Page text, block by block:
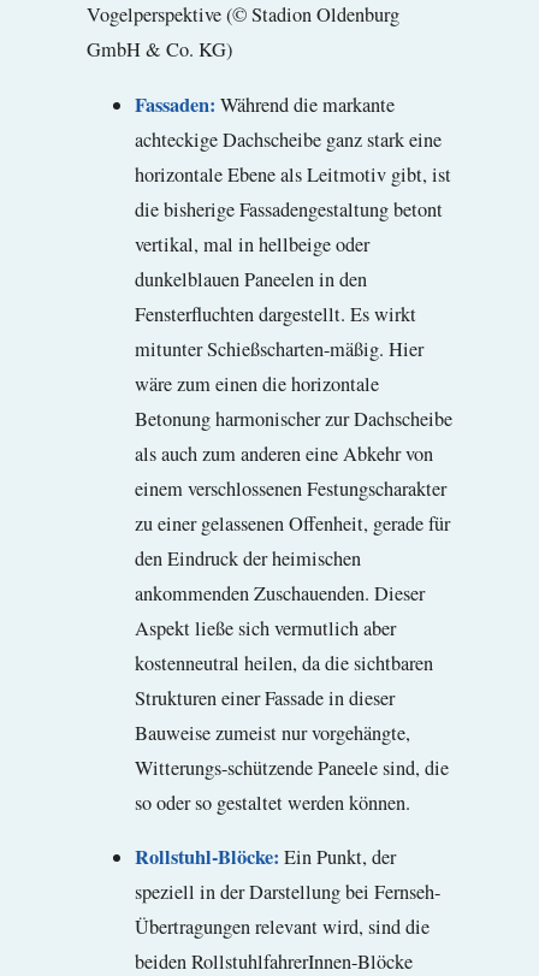
Vogelperspektive (© Stadion Oldenburg
GmbH & Co. KG)
Fassaden: Während die markante
achteckige Dachscheibe ganz stark eine
horizontale Ebene als Leitmotiv gibt, ist
die bisherige Fassadengestaltung betont
vertikal, mal in hellbeige oder
dunkelblauen Paneelen in den
Fensterfluchten dargestellt. Es wirkt
mitunter Schießscharten-mäßig. Hier
wäre zum einen die horizontale
Betonung harmonischer zur Dachscheibe
als auch zum anderen eine Abkehr von
einem verschlossenen Festungscharakter
zu einer gelassenen Offenheit, gerade für
den Eindruck der heimischen
ankommenden Zuschauenden. Dieser
Aspekt ließe sich vermutlich aber
kostenneutral heilen, da die sichtbaren
Strukturen einer Fassade in dieser
Bauweise zumeist nur vorgehängte,
Witterungs-schützende Paneele sind, die
so oder so gestaltet werden können.
Rollstuhl-Blöcke: Ein Punkt, der
speziell in der Darstellung bei Fernseh-
Übertragungen relevant wird, sind die
beiden RollstuhlfahrerInnen-Blöcke